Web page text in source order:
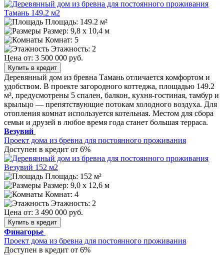
Площадь: 149.2 м²
Размер: 9,8 х 10,4 м
Комнат: 5
Этажность: 2
Цена от: 3 500 000 руб.
Купить в кредит
Деревянный дом из бревна Тамань отличается комфортом и
удобством. В проекте загородного коттеджа, площадью 149.2
м², предусмотрены 5 спален, балкон, кухня-гостиная, тамбур и
крыльцо — препятствующие потокам холодного воздуха. Для
отопления комнат используется котельная. Местом для сбора
семьи и друзей в любое время года станет большая терраса.
Везувий
Проект дома из бревна для постоянного проживания
Доступен в кредит от 6%
Площадь: 152 м²
Размер: 9,0 х 12,6 м
Комнат: 4
Этажность: 2
Цена от: 3 490 000 руб.
Купить в кредит
Финагорье
Проект дома из бревна для постоянного проживания
Доступен в кредит от 6%